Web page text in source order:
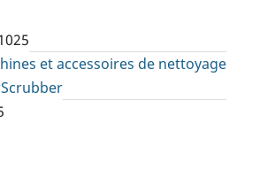
et accessoires de nettoyage